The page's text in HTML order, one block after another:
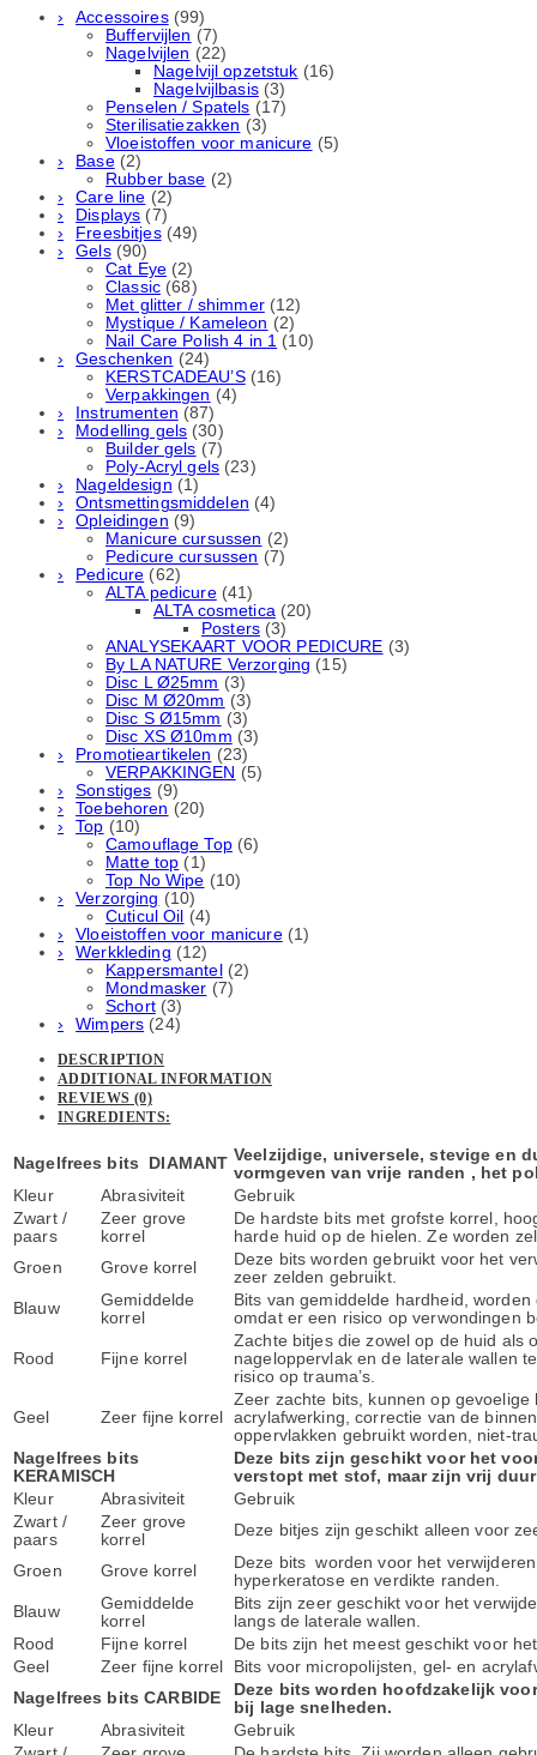
Accessoires (99)
Buffervijlen (7)
Nagelvijlen (22)
Nagelvijl opzetstuk (16)
Nagelvijlbasis (3)
Penselen / Spatels (17)
Sterilisatiezakken (3)
Vloeistoffen voor manicure (5)
Base (2)
Rubber basе (2)
Care line (2)
Displays (7)
Freesbitjes (49)
Gels (90)
Cat Eye (2)
Classic (68)
Met glitter / shimmer (12)
Mystique / Kameleon (2)
Nail Care Polish 4 in 1 (10)
Geschenken (24)
KERSTCADEAU’S (16)
Verpakkingen (4)
Instrumenten (87)
Modelling gels (30)
Builder gels (7)
Poly-Acryl gels (23)
Nageldesign (1)
Ontsmettingsmiddelen (4)
Opleidingen (9)
Manicure cursussen (2)
Pedicure cursussen (7)
Pedicure (62)
ALTA pedicure (41)
ALTA cosmetica (20)
Posters (3)
ANALYSEKAART VOOR PEDICURE (3)
By LA NATURE Verzorging (15)
Disc L Ø25mm (3)
Disc M Ø20mm (3)
Disc S Ø15mm (3)
Disc XS Ø10mm (3)
Promotieartikelen (23)
VERPAKKINGEN (5)
Sonstiges (9)
Toebehoren (20)
Top (10)
Camouflage Top (6)
Matte top (1)
Top No Wipe (10)
Verzorging (10)
Cuticul Oil (4)
Vloeistoffen voor manicure (1)
Werkkleding (12)
Kappersmantel (2)
Mondmasker (7)
Schort (3)
Wimpers (24)
DESCRIPTION
ADDITIONAL INFORMATION
REVIEWS (0)
INGREDIENTS:
Nagelfrees bits DIAMANT Veelzijdige, universele, stevige en
vormgeven van vrije randen , het
Kleur
Abrasiviteit
Gebruik
Zwart /
paars
Zeer grove
korrel
De hardste bits met grofste korrel,
harde huid op de hielen. Ze worden
Groen
Grove korrel
Deze bits worden gebruikt voor het
zeer zelden gebruikt.
Blauw
Gemiddelde
korrel
Bits van gemiddelde hardheid,
omdat er een risico op verwondingen
Rood Fijne korrel
Zachte bitjes die zowel op de huid als
nageloppervlak en de laterale wallen
risico op trauma’s.
Geel Zeer fijne korrel
Zeer zachte bits, kunnen op
acrylafwerking, correctie van de
oppervlakken gebruikt worden, niet-
Nagelfrees bits
KERAMISCH
Deze bits zijn geschikt voor het
verstopt met stof, maar zijn vrij
Kleur
Abrasiviteit
Gebruik
Zwart /
paars
Zeer grove
korrel
Deze bitjes zijn geschikt alleen voor
Groen Grove korrel
Deze bits worden voor het
hyperkeratose en verdikte randen.
Blauw
Gemiddelde
korrel
Bits zijn zeer geschikt voor het
langs de laterale wallen.
Rood
Fijne korrel
De bits zijn het meest geschikt voor
Geel
Zeer fijne korrel
Bits voor micropolijsten, gel- en
Nagelfrees bits CARBIDE
Deze bits worden hoofdzakelijk
bij lage snelheden.
Kleur
Abrasiviteit
Gebruik